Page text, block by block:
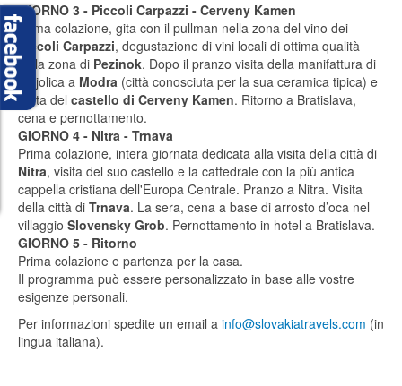
GIORNO 3 - Piccoli Carpazzi - Cerveny Kamen
Prima colazione, gita con il pullman nella zona del vino dei
Piccoli Carpazzi, degustazione di vini locali di ottima qualità
della zona di Pezinok. Dopo il pranzo visita della manifattura di
majolica a Modra (città conosciuta per la sua ceramica tipica) e
visita del castello di Cerveny Kamen. Ritorno a Bratislava,
cena e pernottamento.
GIORNO 4 - Nitra - Trnava
Prima colazione, intera giornata dedicata alla visita della città di
Nitra, visita del suo castello e la cattedrale con la più antica
cappella cristiana dell'Europa Centrale. Pranzo a Nitra. Visita
della città di Trnava. La sera, cena a base di arrosto d’oca nel
villaggio Slovensky Grob. Pernottamento in hotel a Bratislava.
GIORNO 5 - Ritorno
Prima colazione e partenza per la casa.
Il programma può essere personalizzato in base alle vostre
esigenze personali.
Per informazioni spedite un email a info@slovakiatravels.com (in
lingua italiana).